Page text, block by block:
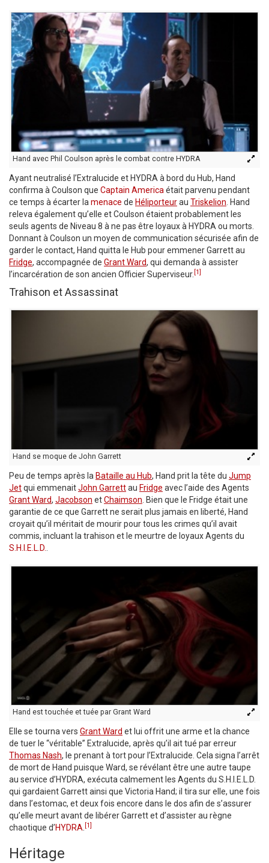
Hand avec Phil Coulson après le combat contre HYDRA
Ayant neutralisé l’Extralucide et HYDRA à bord du Hub, Hand
confirma à Coulson que Captain Americaétait parvenu pendant
ce temps à écarter lamenace de Héliporteurau Triskelion. Hand
releva également qu’elle et Coulson étaient probablement les
seuls agents de Niveau 8 à ne pas être loyaux à HYDRA ou morts.
Donnant à Coulson un moyen de communication sécurisée afin de
garder le contact, Hand quitta le Hub pour emmener Garrett au
Fridge, accompagnée de Grant Ward, qui demanda à assister
l’incarcération de son ancien Officier Superviseur. [1]
Trahison et Assassinat
Hand se moque de John Garrett
Peu de temps après la Bataille au Hub, Hand prit la tête du Jump
Jetqui emmenaitJohn Garrettau Fridge avec l’aide des Agents
Grant Ward, Jacobson etChaimson. Bien que le Fridge était une
garantie de ce que Garrett ne serait plus jamais en liberté, Hand
croyait qu’il méritait de mourir pour tous les crimes qu’il avait
commis, incluant la trahison et le meurtre de loyaux Agents du
S.H.I.E.L.D..
Hand est touchée et tuée par Grant Ward
Elle se tourna vers Grant Ward et lui offrit une arme et la chance
de tuer le “véritable” Extralucide, après qu’il ait tué par erreur
Thomas Nash, le prenant à tort pour l’Extralucide. Cela signa l’arrêt
de mort de Hand puisque Ward, se révélant être une autre taupe
au service d’HYDRA, exécuta calmement les Agents du S.H.I.E.L.D.
qui gardaient Garrett ainsi que Victoria Hand; il tira sur elle, une fois
dans l’estomac, et deux fois encore dans le dos afin de s’assurer
qu’elle meurt avant de libérer Garrett et d’assister au règne
chaotique d’HYDRA [1]
Héritage